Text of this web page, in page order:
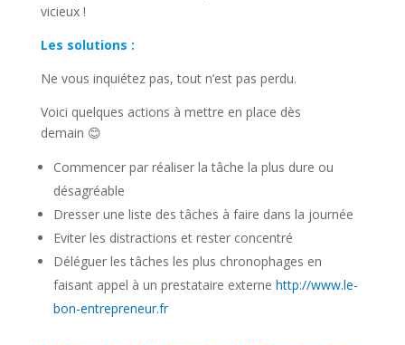
vicieux !
Les solutions :
Ne vous inquiétez pas, tout n’est pas perdu.
Voici quelques actions à mettre en place dès
demain 😊
Commencer par réaliser la tâche la plus dure ou
désagréable
Dresser une liste des tâches à faire dans la journée
Eviter les distractions et rester concentré
Déléguer les tâches les plus chronophages en
faisant appel à un prestataire externe http://www.le-
bon-entrepreneur.fr